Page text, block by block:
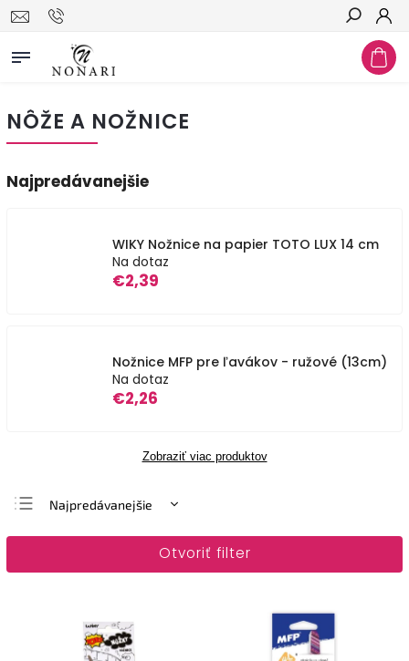
Hľadať
NÔŽE A NOŽNICE
Najpredávanejšie
WIKY Nožnice na papier TOTO LUX 14 cm
Na dotaz
€2,39
Nožnice MFP pre ľavákov - ružové (13cm)
Na dotaz
€2,26
Zobraziť viac produktov
Najpredávanejšie
Najlacnejšie
Otvoriť filter